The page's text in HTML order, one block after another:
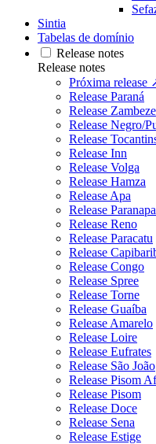
Sintia
Tabelas de domínio
Release notes
Release notes
Próxima release
Release Paraná
Release Zambeze
Release Negro/
Release
Release Inn
Release Volga
Release Hamza
Release Apa
Release
Release Reno
Release Paracatu
Release
Release Congo
Release Spree
Release Torne
Release Guaíba
Release Amarelo
Release Loire
Release Eufrates
Release São João
Release Pisom
Release Pisom
Release Doce
Release Sena
Release Estige